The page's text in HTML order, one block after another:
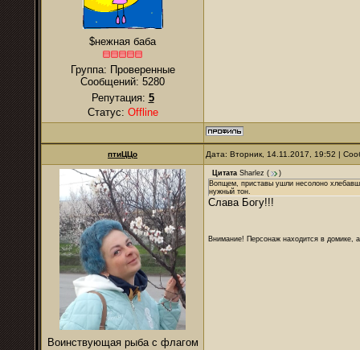
$нежная баба
Группа: Проверенные
Сообщений: 5280
Репутация: 5
Статус: Offline
птиЦЦо Дата: Вторник, 14.11.2017, 19:52 |
Воинствующая рыба с флагом
Цитата Sharlez (
)
Вопщем, приставы ушли несолоно
нужный тон.
Слава Богу!!!
Внимание! Персонаж находится в домике,